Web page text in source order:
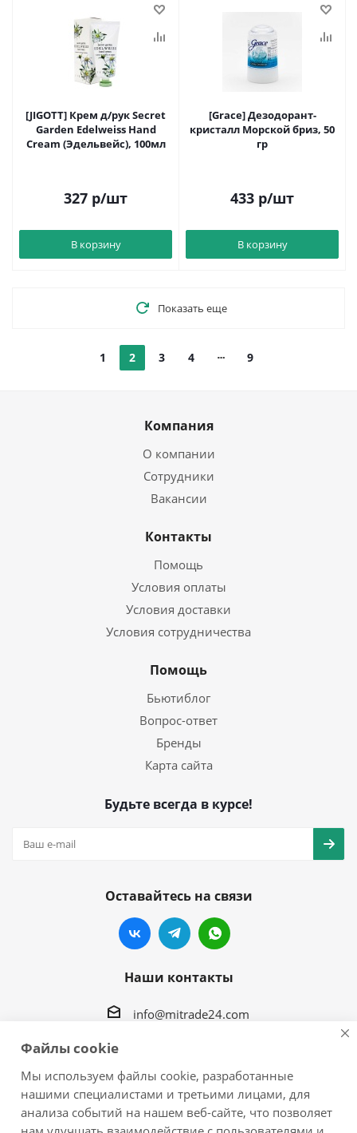
[JIGOTT] Крем д/рук Secret
Garden Edelweiss Hand
Cream (Эдельвейс), 100мл
327 р/шт
В корзину
[Grace] Дезодорант-
кристалл Морской бриз, 50
гр
433 р/шт
В корзину
Показать еще
1 2 3 4 9
Компания
О компании
Сотрудники
Вакансии
Контакты
Помощь
Условия оплаты
Условия доставки
Условия сотрудничества
Помощь
Бьютиблог
Вопрос-ответ
Бренды
Карта сайта
Будьте всегда в курсе!
Оставайтесь на связи
Наши контакты
info@mitrade24.com
г.Хабаровск, ул. Краснореченская, 94 корпус 2
Построить маршрут
Файлы cookie
Мы используем файлы cookie, разработанные
нашими специалистами и третьими лицами, для
анализа событий на нашем веб-сайте, что позволяет